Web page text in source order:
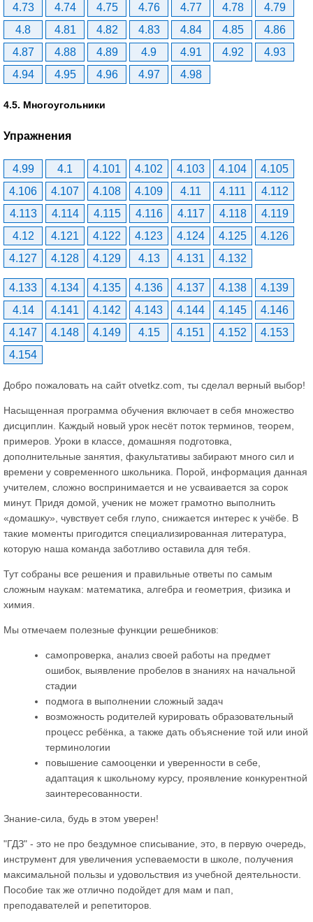
4.73 4.74 4.75 4.76 4.77 4.78
4.79
4.8
4.81 4.82 4.83 4.84 4.85
4.86
4.87
4.88 4.89 4.9 4.91 4.92
4.93
4.94
4.95 4.96 4.97 4.98
4.5. Многоугольники
Упражнения
4.99 4.1 4.101 4.102 4.103 4.104
4.105
4.106
4.107 4.108 4.109 4.11 4.111
4.112
4.113
4.114 4.115 4.116 4.117 4.118
4.119
4.12
4.121 4.122 4.123 4.124 4.125
4.126
4.127
4.128 4.129 4.13 4.131 4.132
4.133 4.134 4.135 4.136 4.137 4.138
4.139
4.14
4.141 4.142 4.143 4.144 4.145
4.146
4.147
4.148 4.149 4.15 4.151 4.152
4.153
4.154
Добро пожаловать на сайт otvetkz.com, ты сделал верный выбор!
Насыщенная программа обучения включает в себя множество
дисциплин. Каждый новый урок несёт поток терминов, теорем,
примеров. Уроки в классе, домашняя подготовка,
дополнительные занятия, факультативы забирают много сил и
времени у современного школьника. Порой, информация данная
учителем, сложно воспринимается и не усваивается за сорок
минут. Придя домой, ученик не может грамотно выполнить
«домашку», чувствует себя глупо, снижается интерес к учёбе. В
такие моменты пригодится специализированная литература,
которую наша команда заботливо оставила для тебя.
Тут собраны все решения и правильные ответы по самым
сложным наукам: математика, алгебра и геометрия, физика и
химия.
Мы отмечаем полезные функции решебников:
самопроверка, анализ своей работы на предмет
ошибок, выявление пробелов в знаниях на начальной
стадии
подмога в выполнении сложный задач
возможность родителей курировать образовательный
процесс ребёнка, а также дать объяснение той или иной
терминологии
повышение самооценки и уверенности в себе,
адаптация к школьному курсу, проявление конкурентной
заинтересованности.
Знание-сила, будь в этом уверен!
"ГДЗ" - это не про бездумное списывание, это, в первую очередь,
инструмент для увеличения успеваемости в школе, получения
максимальной пользы и удовольствия из учебной деятельности.
Пособие так же отлично подойдет для мам и пап,
преподавателей и репетиторов.